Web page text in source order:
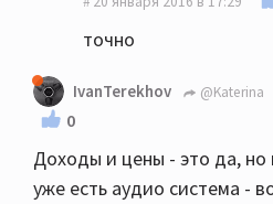
точно
IvanTerekhov @Katerina
0
Доходы и цены - это да, но
уже есть аудио система -